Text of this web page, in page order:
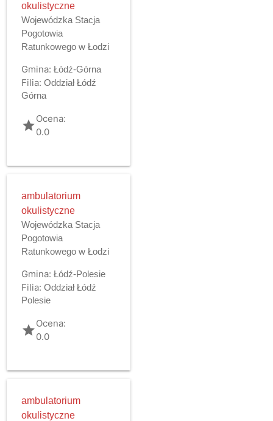
okulistyczne
Wojewódzka Stacja
Pogotowia
Ratunkowego w Łodzi
Gmina: Łódź-Górna
Filia: Oddział Łódź
Górna
gradeOcena:
0.0
ambulatorium
okulistyczne
Wojewódzka Stacja
Pogotowia
Ratunkowego w Łodzi
Gmina: Łódź-Polesie
Filia: Oddział Łódź
Polesie
gradeOcena:
0.0
ambulatorium
okulistyczne